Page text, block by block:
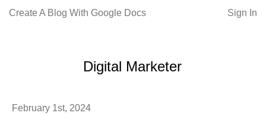
Create A Blog With Google Docs Sign In
Digital Marketer
February 1st, 2024